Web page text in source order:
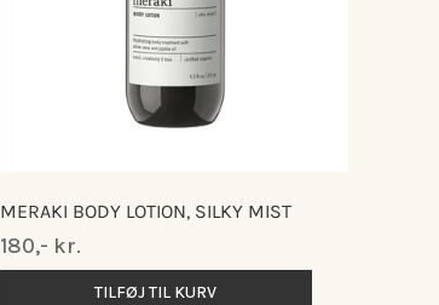
MERAKI BODY LOTION, SILKY MIST
Normalpris
180,- kr.
TILFØJ TIL KURV